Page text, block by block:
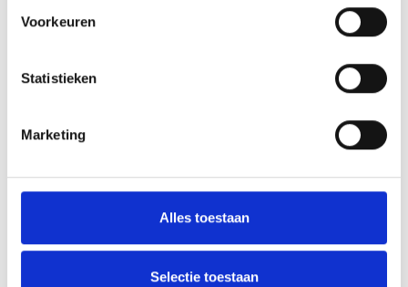
Voorkeuren
Statistieken
Marketing
Alles toestaan
Selectie toestaan